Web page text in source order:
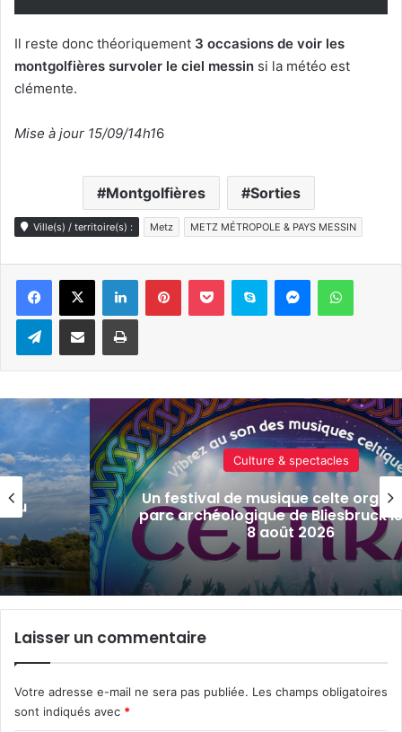
Il reste donc théoriquement 3 occasions de voir les
montgolfières survoler le ciel messin si la météo est
clémente.
Mise à jour 15/09/14h16
Montgolfières Sorties
Ville(s) / territoire(s) : Metz METZ MÉTROPOLE & PAYS MESSIN
LinkedinPinterestPocket Skype Messenger
TelegramPartager par e-mail Imprimer
au
7 et
Actualité locale & société
Tout-Metz, armée, sports de
actus de la semaine à Metz (31
2026)
Laisser un commentaire
Votre adresse e-mail ne sera pas publiée. Les champs obligatoires
sont indiqués avec *